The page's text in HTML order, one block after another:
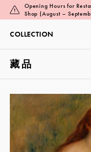
Opening Hours for
Shop (August –
COLLECTION
藏品